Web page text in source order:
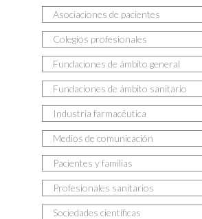
Asociaciones de pacientes
Colegios profesionales
Fundaciones de ámbito general
Fundaciones de ámbito sanitario
Industria farmacéutica
Medios de comunicación
Pacientes y familias
Profesionales sanitarios
Sociedades científicas